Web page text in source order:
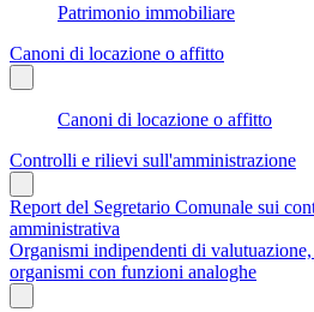
Patrimonio immobiliare
Canoni di locazione o affitto
Canoni di locazione o affitto
Controlli e rilievi sull'amministrazione
Report del Segretario Comunale sui
amministrativa
Organismi indipendenti di
organismi con funzioni analoghe